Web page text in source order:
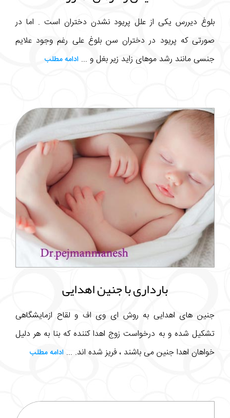
بلوغ دیررس یکی از علل پریود نشدن دختران است . اما در
صورتی که پریود در دختران سن بلوغ علی رغم وجود علایم
جنسی مانند رشد موهای زاید زیر بغل و ... ادامه مطلب
بارداری با جنین اهدایی
جنین های اهدایی به روش ای وی اف و لقاح ازمایشگاهی
تشکیل شده و به درخواست زوج اهدا کننده که بنا به هر دلیل
خواهان اهدا جنین می باشند ، فریز شده اند. ... ادامه مطلب